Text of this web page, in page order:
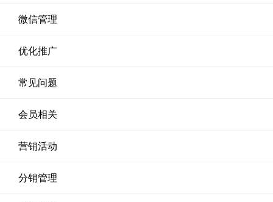
微信管理
优化推广
常见问题
会员相关
营销活动
分销管理